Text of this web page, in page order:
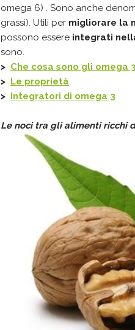
omega 6) . Sono anche
grassi). Utili per migliorare la
possono essere integrati
sono.
> Che cosa sono gli omega 3
> Le proprietà
> Integratori di omega 3
Le noci tra gli alimenti ricchi